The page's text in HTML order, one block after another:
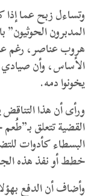
وتساءل زبح عما إذا
المدبرون الحوثيون”
هروب عناصر، رغم
الأساس، وأن
يخونوا دمه.
ورأى أن هذا
القضية تتعلق
البسطاء كأدوات
خطط أو نفذ هذه
وأضاف أن الدفع